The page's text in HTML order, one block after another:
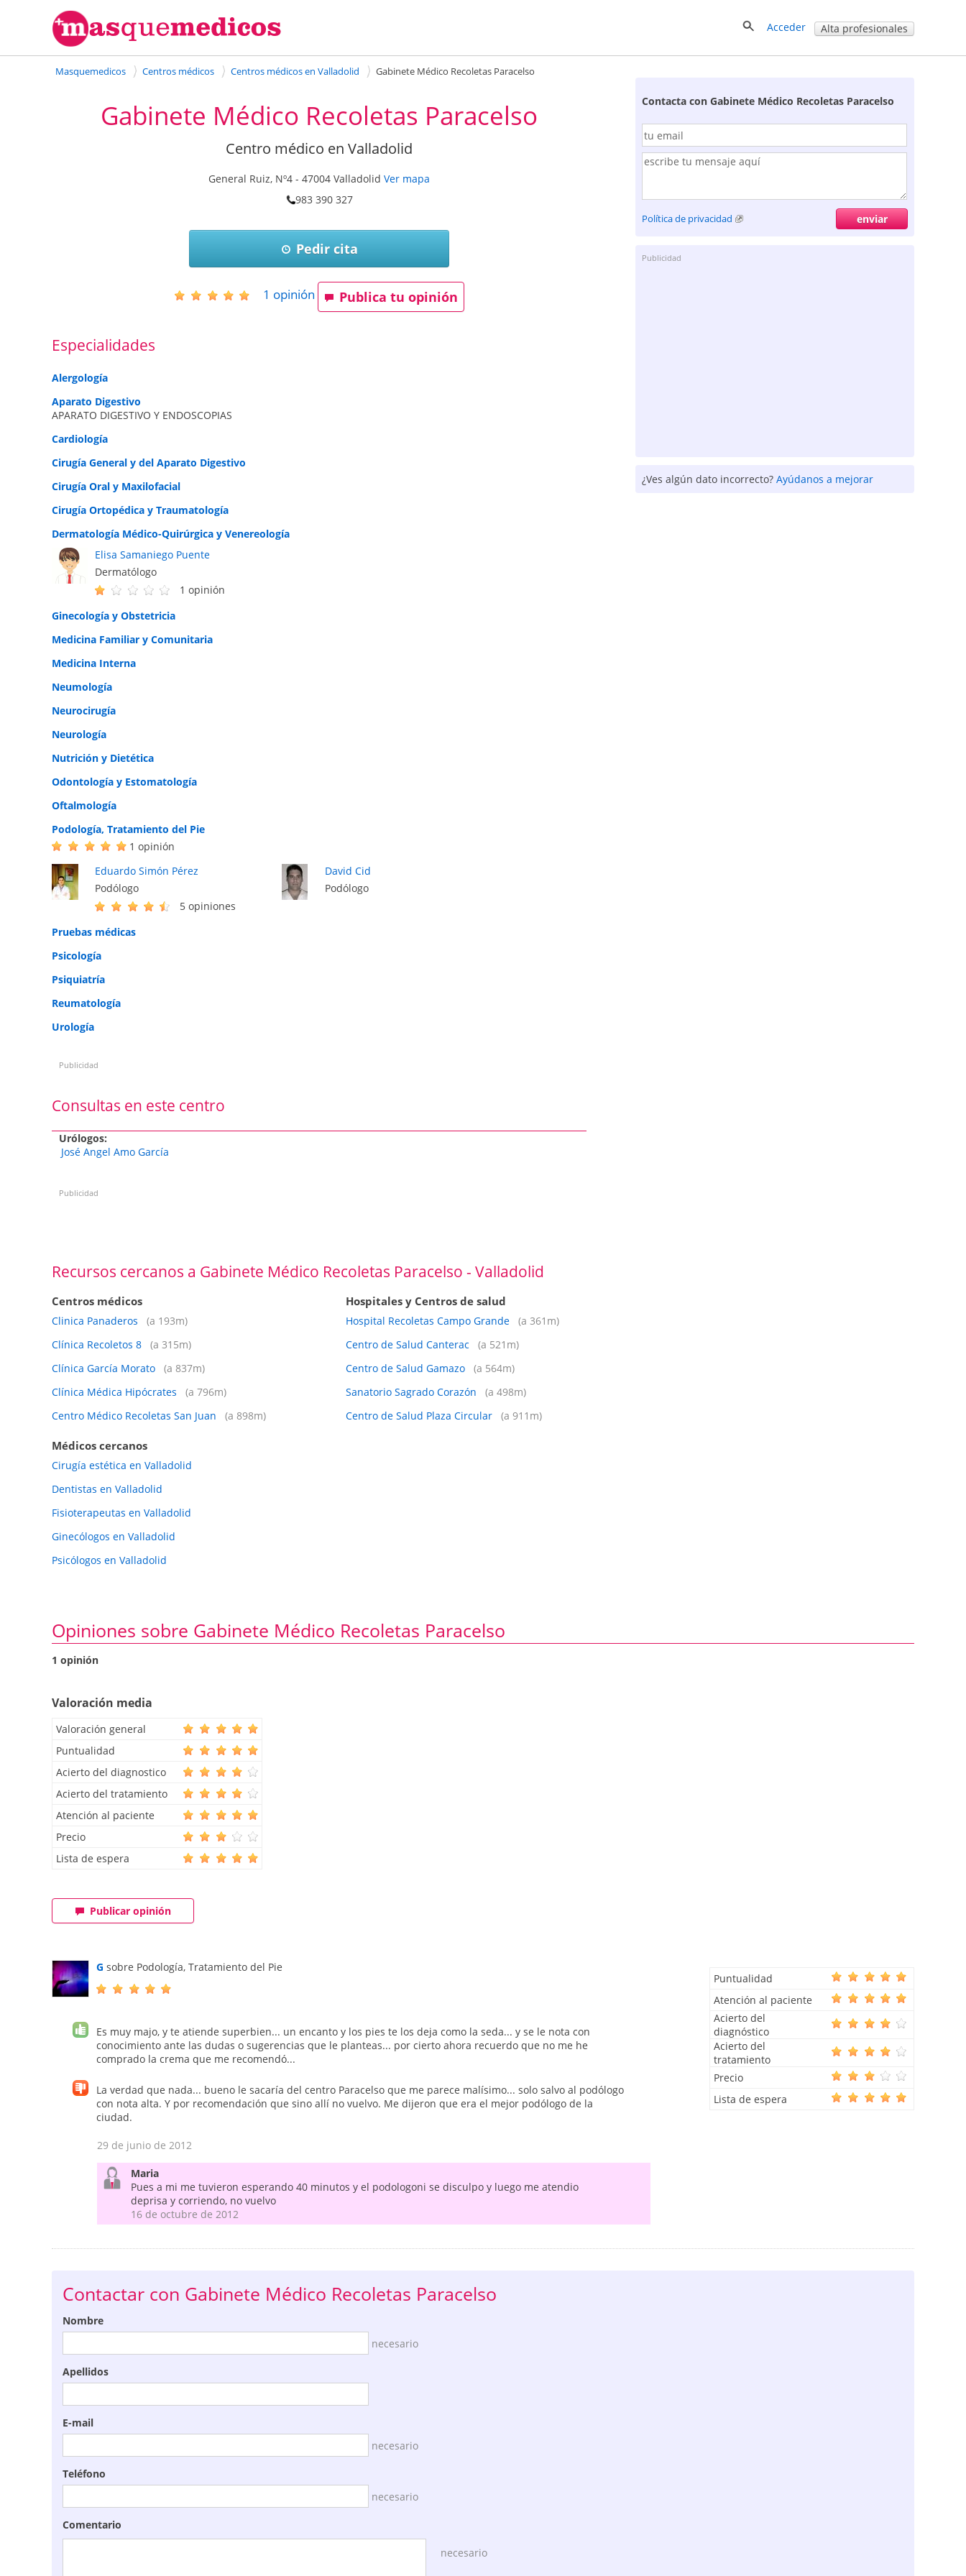
Acceder Alta profesionales
Masquemedicos Centros médicos Centros médicos en Valladolid Gabinete Médico Recoletas Paracelso
Gabinete Médico Recoletas Paracelso
Centro médico en Valladolid
General Ruiz, Nº4 - 47004 Valladolid Ver mapa
983 390 327
Pedir cita
1 opinión Publica tu opinión
Especialidades
Alergología
Aparato Digestivo
APARATO DIGESTIVO Y ENDOSCOPIAS
Cardiología
Cirugía General y del Aparato Digestivo
Cirugía Oral y Maxilofacial
Cirugía Ortopédica y Traumatología
Dermatología Médico-Quirúrgica y Venereología
Elisa Samaniego Puente
Dermatólogo
1 opinión
Ginecología y Obstetricia
Medicina Familiar y Comunitaria
Medicina Interna
Neumología
Neurocirugía
Neurología
Nutrición y Dietética
Odontología y Estomatología
Oftalmología
Podología, Tratamiento del Pie
1 opinión
Eduardo Simón Pérez
Podólogo
5 opiniones
David Cid
Podólogo
Pruebas médicas
Psicología
Psiquiatría
Reumatología
Urología
Publicidad
Consultas en este centro
Urólogos:
José Angel Amo García
Publicidad
Recursos cercanos a Gabinete Médico Recoletas Paracelso - Valladolid
Centros médicos
Clinica Panaderos
(a 193m)
Clínica Recoletos 8
(a 315m)
Clínica García Morato
(a 837m)
Clínica Médica Hipócrates
(a 796m)
Centro Médico Recoletas San Juan
(a 898m)
Hospitales y Centros de salud
Hospital Recoletas Campo Grande
(a 361m)
Centro de Salud Canterac
(a 521m)
Centro de Salud Gamazo
(a 564m)
Sanatorio Sagrado Corazón
(a 498m)
Centro de Salud Plaza Circular
(a 911m)
Médicos cercanos
Cirugía estética en Valladolid
Dentistas en Valladolid
Fisioterapeutas en Valladolid
Ginecólogos en Valladolid
Psicólogos en Valladolid
Contacta con Gabinete Médico Recoletas Paracelso
Política de privacidad
Publicidad
¿Ves algún dato incorrecto?Ayúdanos a mejorar
Opiniones sobre Gabinete Médico Recoletas Paracelso
1 opinión
Valoración media
Valoración general
Puntualidad
Acierto del diagnostico
Acierto del tratamiento
Atención al paciente
Precio
Lista de espera
Publicar opinión
G sobre Podología, Tratamiento del Pie
Es muy majo, y te atiende superbien... un encanto y los pies te los deja como la seda... y se le nota con
conocimiento ante las dudas o sugerencias que le planteas... por cierto ahora recuerdo que no me he
comprado la crema que me recomendó...
La verdad que nada... bueno le sacaría del centro Paracelso que me parece malísimo... solo salvo al podólogo
con nota alta. Y por recomendación que sino allí no vuelvo. Me dijeron que era el mejor podólogo de la
ciudad.
29 de junio de 2012
Maria
Pues a mi me tuvieron esperando 40 minutos y el podologoni se disculpo y luego me atendio
deprisa y corriendo, no vuelvo
16 de octubre de 2012
Puntualidad
Atención al paciente
Acierto del
diagnóstico
Acierto del
tratamiento
Precio
Lista de espera
Contactar con Gabinete Médico Recoletas Paracelso
Nombre
necesario
Apellidos
E-mail
necesario
Teléfono
necesario
Comentario
necesario